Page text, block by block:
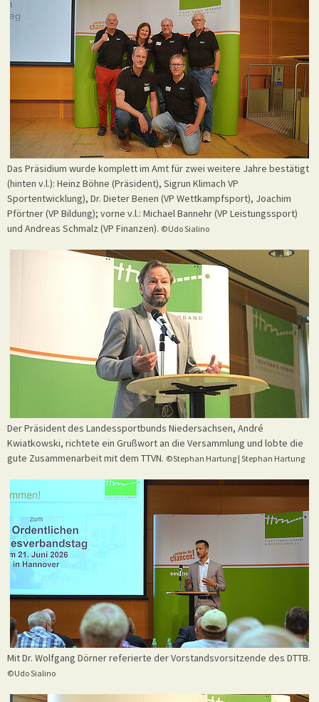
Das Präsidium wurde komplett im Amt für zwei weitere Jahre bestätigt
(hinten v.l.): Heinz Böhne (Präsident), Sigrun Klimach VP
Sportentwicklung), Dr. Dieter Benen (VP Wettkampfsport), Joachim
Pförtner (VP Bildung); vorne v.l.: Michael Bannehr (VP Leistungssport)
und Andreas Schmalz (VP Finanzen). ©Udo Sialino
Der Präsident des Landessportbunds Niedersachsen, André
Kwiatkowski, richtete ein Grußwort an die Versammlung und lobte die
gute Zusammenarbeit mit dem TTVN. ©Stephan Hartung | Stephan Hartung
Mit Dr. Wolfgang Dörner referierte der Vorstandsvorsitzende des DTTB.
©Udo Sialino